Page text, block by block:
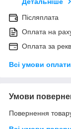
Післяплата
Оплата на
Оплата за
Всі умови оплати
Умови
Повернення